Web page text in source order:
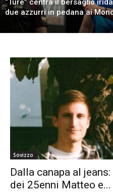
“Ture” centra il bersaglio
due azzurri in pedana ai
Sovizzo
Dalla canapa al
dei 25enni Matteo e...